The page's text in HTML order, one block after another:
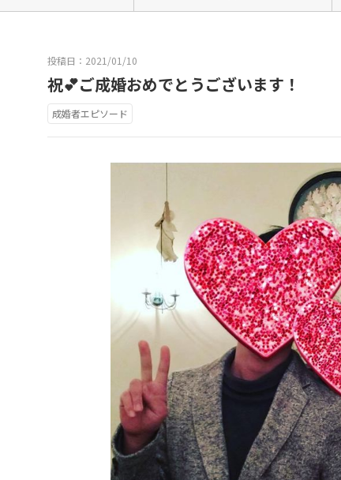
投稿日：2021/01/10
祝💕ご成婚おめでとうございます！
成婚者エピソード